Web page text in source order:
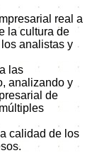
real a
la cultura de
analistas y
las
analizando y
de
calidad de los